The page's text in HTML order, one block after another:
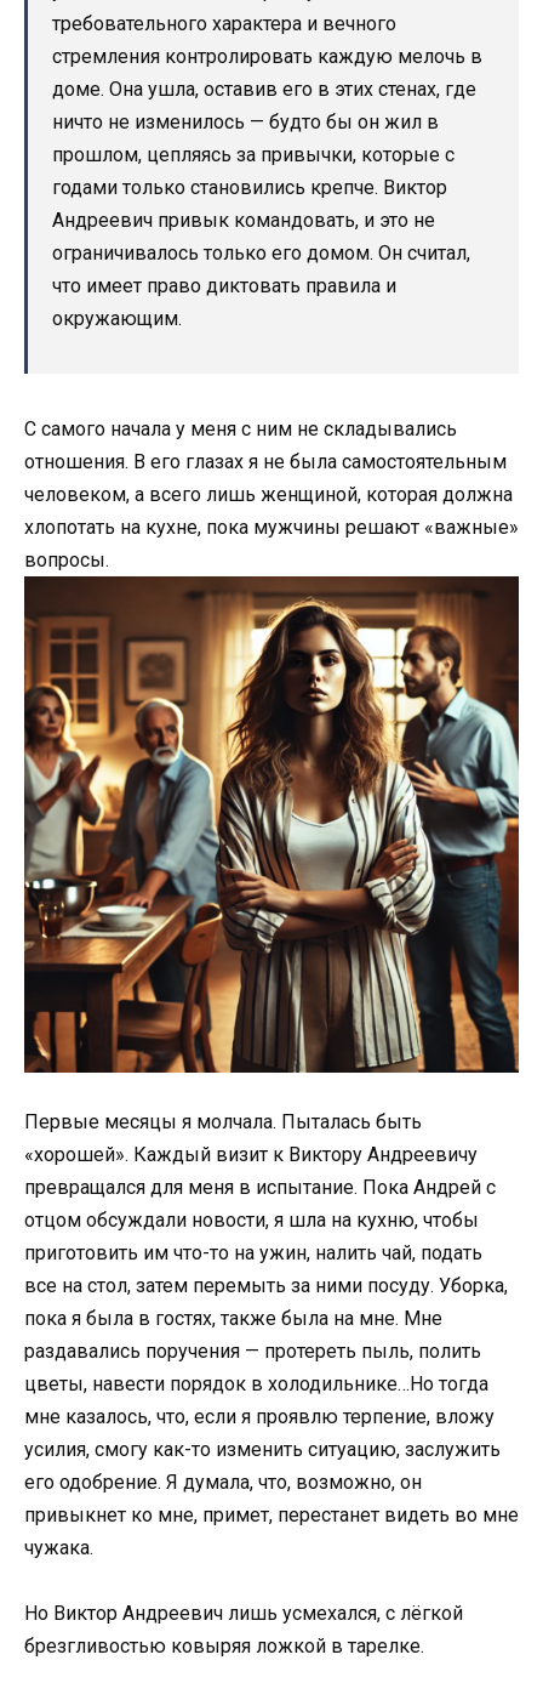
требовательного характера и вечного
стремления контролировать каждую мелочь в
доме. Она ушла, оставив его в этих стенах, где
ничто не изменилось — будто бы он жил в
прошлом, цепляясь за привычки, которые с
годами только становились крепче. Виктор
Андреевич привык командовать, и это не
ограничивалось только его домом. Он считал,
что имеет право диктовать правила и
окружающим.
С самого начала у меня с ним не складывались
отношения. В его глазах я не была самостоятельным
человеком, а всего лишь женщиной, которая должна
хлопотать на кухне, пока мужчины решают «важные»
вопросы.
Первые месяцы я молчала. Пыталась быть
«хорошей». Каждый визит к Виктору Андреевичу
превращался для меня в испытание. Пока Андрей с
отцом обсуждали новости, я шла на кухню, чтобы
приготовить им что-то на ужин, налить чай, подать
все на стол, затем перемыть за ними посуду. Уборка,
пока я была в гостях, также была на мне. Мне
раздавались поручения — протереть пыль, полить
цветы, навести порядок в холодильнике…Но тогда
мне казалось, что, если я проявлю терпение, вложу
усилия, смогу как-то изменить ситуацию, заслужить
его одобрение. Я думала, что, возможно, он
привыкнет ко мне, примет, перестанет видеть во мне
чужака.
Но Виктор Андреевич лишь усмехался, с лёгкой
брезгливостью ковыряя ложкой в тарелке.